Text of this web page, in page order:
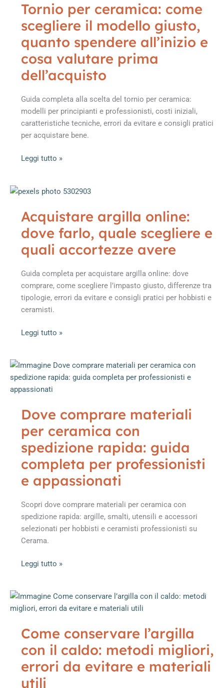
sottocristallina,
tecniche
d’uso
prima
e
dopo
la
cottura
Tornio per ceramica: come
scegliere il modello giusto,
quanto spendere all’inizio e
cosa valutare prima
dell’acquisto
Guida completa alla scelta del tornio per ceramica:
modelli per principianti e professionisti, costi iniziali,
caratteristiche tecniche, errori da evitare e consigli pratici
per acquistare bene.
Tornio
come
il
modello
quanto
all’inizio
e
cosa
valutare
dell’acquisto
Leggi tutto »
Acquistare argilla online:
dove farlo, quale scegliere e
quali accortezze avere
Guida completa per acquistare argilla online: dove
comprare, come scegliere l’impasto giusto, differenze tra
tipologie, errori da evitare e consigli pratici per hobbisti e
ceramisti.
Acquistare
dove
farlo,
quale
e
quali
accortezze
avere
Leggi tutto »
Dove comprare materiali
per ceramica con
spedizione rapida: guida
completa per professionisti
e appassionati
Scopri dove comprare materiali per ceramica con
spedizione rapida: argille, smalti, utensili e accessori
selezionati per hobbisti e ceramisti professionisti su
Cerama.
Dove
per
ceramica
spedizione
rapida:
completa
per
Leggi tutto »
Come conservare l’argilla
con il caldo: metodi migliori,
errori da evitare e materiali
utili